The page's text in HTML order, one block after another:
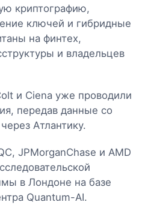
криптографию,
ключей и гибридные
на финтех,
и владельцев
и Ciena уже проводили
передав данные со
Атлантику.
JPMorganChase и AMD
в Лондоне на базе
Quantum-AI.